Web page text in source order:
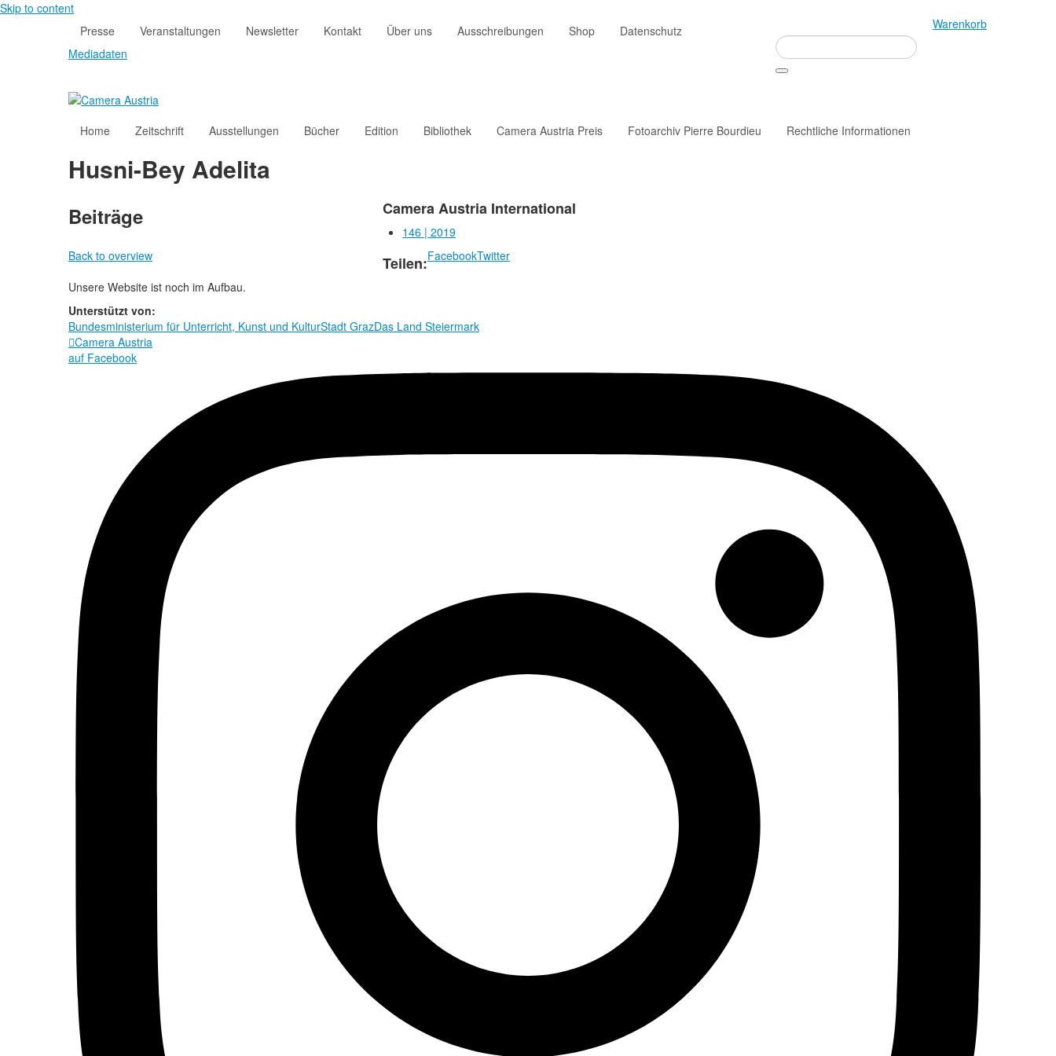
Skip to content
Presse
Veranstaltungen Newsletter Kontakt Über uns Ausschreibungen Shop
Datenschutz
Mediadaten
Warenkorb
Home Zeitschrift Ausstellungen Bücher Edition Bibliothek Camera Austria Preis Fotoarchiv Pierre Bourdieu Rechtliche Informationen
Husni-Bey Adelita
Beiträge Camera Austria International
146 | 2019
Back to overview
Teilen:FacebookTwitter
Unsere Website ist noch im Aufbau.
Unterstützt von:
Bundesministerium für Unterricht, Kunst und KulturStadt GrazDas Land Steiermark
Camera Austria
auf Facebook